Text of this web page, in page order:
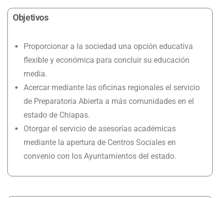
Objetivos
Proporcionar a la sociedad una opción educativa
flexible y económica para concluir su educación
media.
Acercar mediante las oficinas regionales el servicio
de Preparatoria Abierta a más comunidades en el
estado de Chiapas.
Otorgar el servicio de asesorías académicas
mediante la apertura de Centros Sociales en
convenio con los Ayuntamientos del estado.